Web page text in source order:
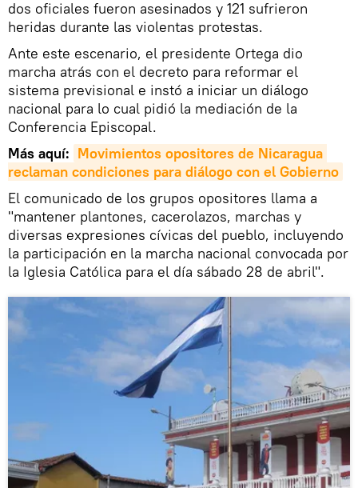
dos oficiales fueron asesinados y 121 sufrieron
heridas durante las violentas protestas.
Ante este escenario, el presidente Ortega dio
marcha atrás con el decreto para reformar el
sistema previsional e instó a iniciar un diálogo
nacional para lo cual pidió la mediación de la
Conferencia Episcopal.
Más aquí: Movimientos opositores de Nicaragua
reclaman condiciones para diálogo con el Gobierno
El comunicado de los grupos opositores llama a
"mantener plantones, cacerolazos, marchas y
diversas expresiones cívicas del pueblo, incluyendo
la participación en la marcha nacional convocada por
la Iglesia Católica para el día sábado 28 de abril".